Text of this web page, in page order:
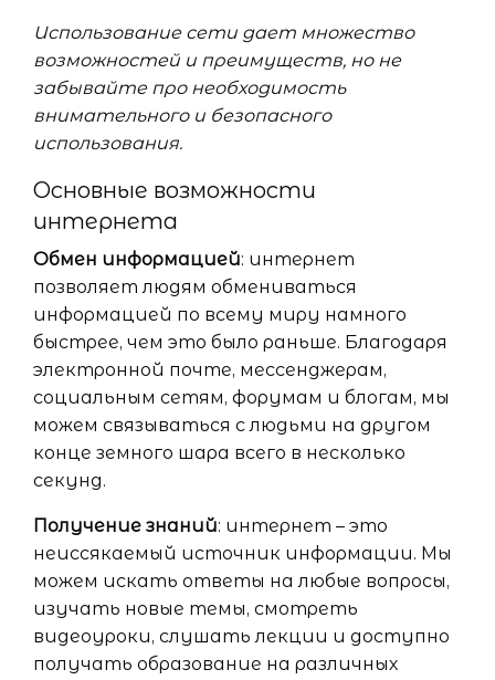
Использование сети дает множество
возможностей и преимуществ, но не
забывайте про необходимость
внимательного и безопасного
использования.
Основные возможности
интернета
Обмен информацией: интернет
позволяет людям обмениваться
информацией по всему миру намного
быстрее, чем это было раньше. Благодаря
электронной почте, мессенджерам,
социальным сетям, форумам и блогам, мы
можем связываться с людьми на другом
конце земного шара всего в несколько
секунд.
Получение знаний: интернет – это
неиссякаемый источник информации. Мы
можем искать ответы на любые вопросы,
изучать новые темы, смотреть
видеоуроки, слушать лекции и доступно
получать образование на различных